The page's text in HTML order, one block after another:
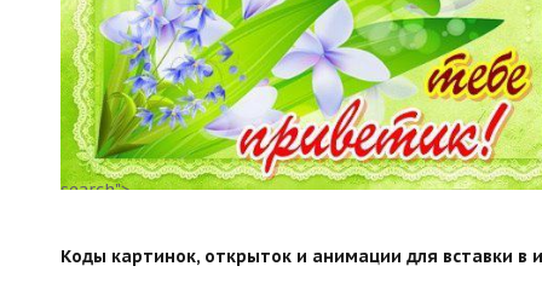
search">
Коды картинок, открыток и анимации для вставки в